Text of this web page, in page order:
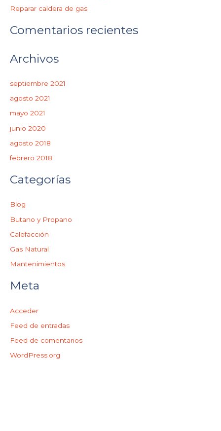
Reparar caldera de gas
Comentarios recientes
Archivos
septiembre 2021
agosto 2021
mayo 2021
junio 2020
agosto 2018
febrero 2018
Categorías
Blog
Butano y Propano
Calefacción
Gas Natural
Mantenimientos
Meta
Acceder
Feed de entradas
Feed de comentarios
WordPress.org